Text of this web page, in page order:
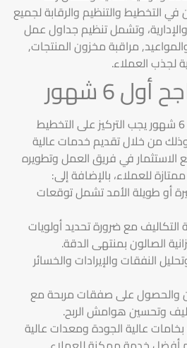
في التخطيط والتنظيم والرقابة لجميع
والإدارية، وتشمل تنظيم جداول عمل
مراقبة مخزون المنتجات,
لجذب العملاء.
أول 6 شهور
لـ إدارة صالون ناجح في أول 6 شهور يجب التركيز على التخطيط
من خلال تقديم خدمات عالية
الاستثمار في فريق العمل وتطويره
للعملاء، بالإضافة إلى:
أو طويلة الأمد تشمل توقعات
التكاليف مع ضرورة تحديد أولويات
الصالون بمنتهى الدقة.
النفقات والإيرادات والخسائر
والحصول على صفقات مربحة مع
وتحسين هوامش الربح.
عالية الجودة ومعدات عالية